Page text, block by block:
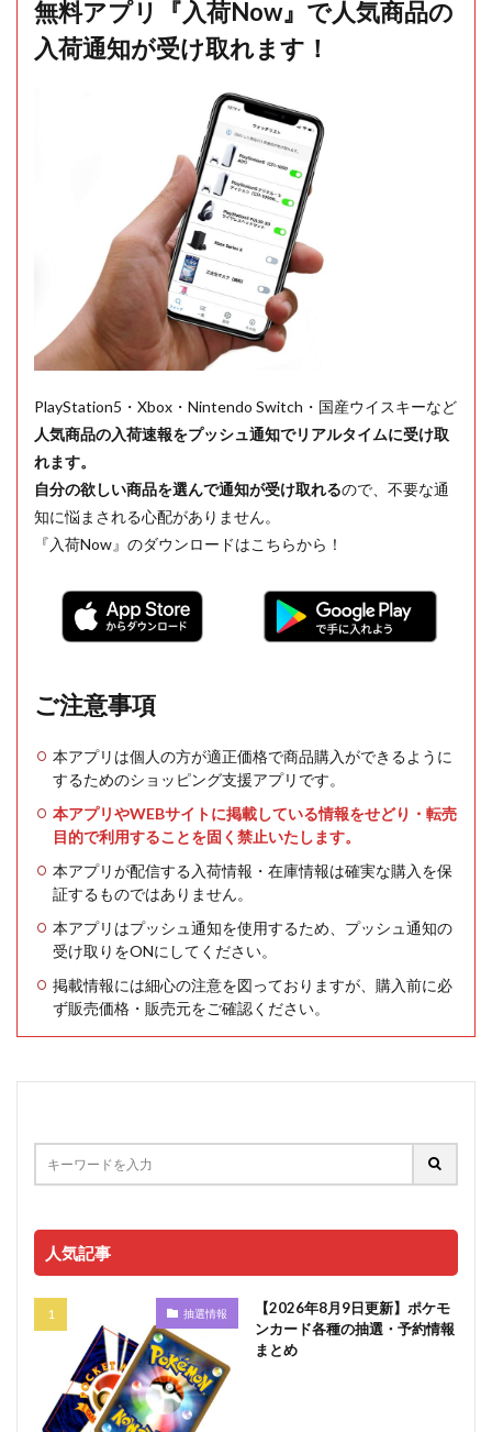
無料アプリ『入荷Now』で人気商品の
入荷通知が受け取れます！
PlayStation5・Xbox・Nintendo Switch・国産ウイスキーなど
人気商品の入荷速報をプッシュ通知でリアルタイムに受け取
れます。
自分の欲しい商品を選んで通知が受け取れるので、不要な通
知に悩まされる心配がありません。
『入荷Now』のダウンロードはこちらから！
ご注意事項
本アプリは個人の方が適正価格で商品購入ができるように
するためのショッピング支援アプリです。
本アプリやWEBサイトに掲載している情報をせどり・転売
目的で利用することを固く禁止いたします。
本アプリが配信する入荷情報・在庫情報は確実な購入を保
証するものではありません。
本アプリはプッシュ通知を使用するため、プッシュ通知の
受け取りをONにしてください。
掲載情報には細心の注意を図っておりますが、購入前に必
ず販売価格・販売元をご確認ください。
人気記事
抽選情報
【2026年8月9日更新】ポケモ
ンカード各種の抽選・予約情報
まとめ